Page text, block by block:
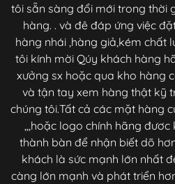
tôi sẵn sàng đổi mới trong thời
hàng. . và đê đáp ứng việc
hàng nhái ,hàng giả,kém chất
tôi kính mời Qúy khách hàng
xưởng sx hoặc qua kho hàng
và tận tay xem hàng thật kỹ
chúng tôi.Tất cả các mặt hàng
,,,hoặc logo chính hãng
thành bàn để nhận biết dõ
khách là sức mạnh lớn nhất
càng lớn mạnh và phát triển